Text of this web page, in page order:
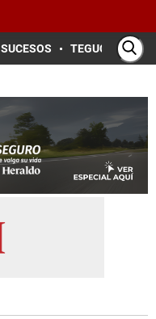
SUCESOS TEGUCIGALPA